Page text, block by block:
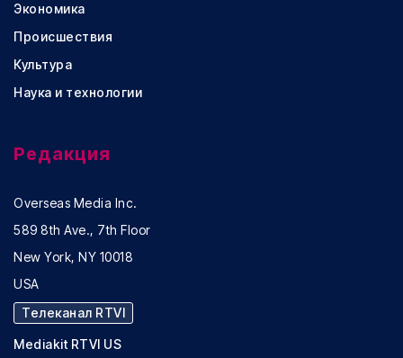
Экономика
Происшествия
Культура
Наука и технологии
Редакция
Overseas Media Inc.
589 8th Ave., 7th Floor
New York, NY 10018
USA
Телеканал RTVI
Mediakit RTVI US